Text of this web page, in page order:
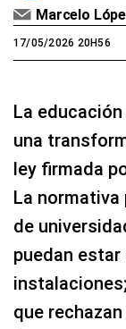
Marcelo
17/05/2026 20H56
La
una
ley firmada
La
de
puedan
que